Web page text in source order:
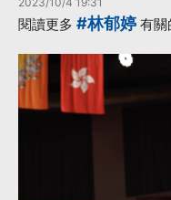
閱讀更多 #林郁婷 有關